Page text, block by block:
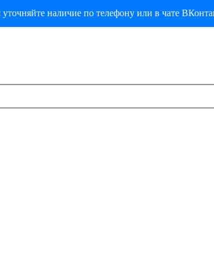
наличие по телефону или в чате